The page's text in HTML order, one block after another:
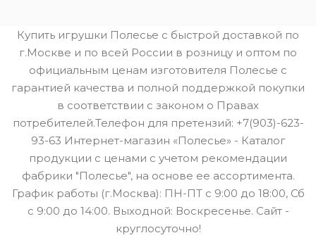
Купить игрушки Полесье с быстрой доставкой по
г.Москве и по всей России в розницу и оптом по
официальным ценам изготовителя Полесье с
гарантией качества и полной поддержкой покупки
в соответствии с законом о Правах
потребителей.Телефон для претензий: +7(903)-623-
93-63 Интернет-магазин «Полесье» - Каталог
продукции с ценами с учетом рекомендации
фабрики "Полесье", на основе ее ассортимента.
График работы (г.Москва): ПН-ПТ с 9:00 до 18:00, Сб
с 9:00 до 14:00. Выходной: Воскресенье. Сайт -
круглосуточно!